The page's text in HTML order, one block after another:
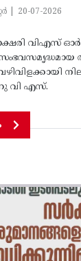
| 20-07-2026
വിഎസ്
വി എസ്.